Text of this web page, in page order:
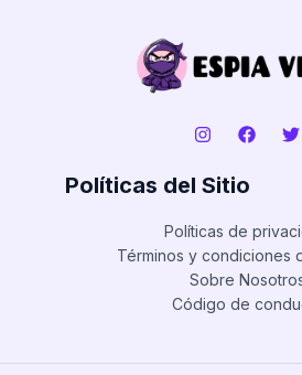
Políticas del Sitio
Políticas de
Términos y condiciones
Sobre
Código de